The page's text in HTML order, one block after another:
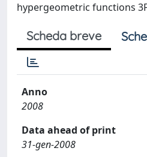
hypergeometric functions
Scheda breve
Anno
2008
Data ahead of print
31-gen-2008